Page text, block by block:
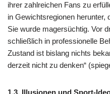
ihrer zahlreichen Fans zu
in Gewichtsregionen herunter,
Sie wurde magersüchtig. Vor
schließlich in professionelle
Zustand ist bislang nichts
derzeit nicht zu denken“
1.3. Illusionen und Sport-